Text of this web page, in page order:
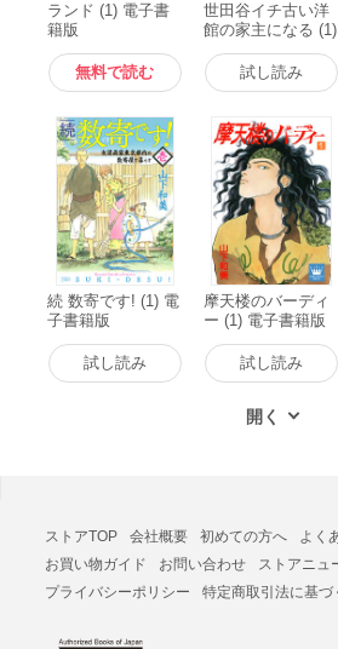
ランド (1) 電子書
籍版
無料で読む
世田谷イチ古い洋
館の家主になる (1)
電子書籍版
試し読み
続 数寄です! (1) 電
子書籍版
試し読み
摩天楼のバーディ
ー (1) 電子書籍版
試し読み
ストアTOP 会社概要 初めての方へ
よく
お買い物ガイド
お問い合わせ
ストアニュ
プライバシーポリシー
特定商取引法に基づ